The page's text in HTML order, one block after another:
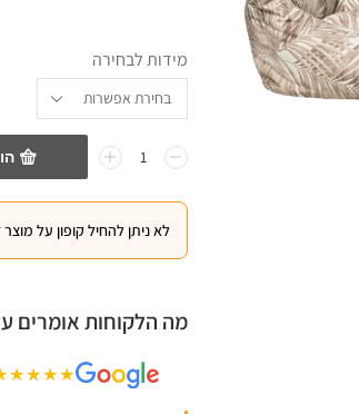
מידות לבחירה
לא ניתן להחיל קופון על מוצר
מה הלקוחות אומרים